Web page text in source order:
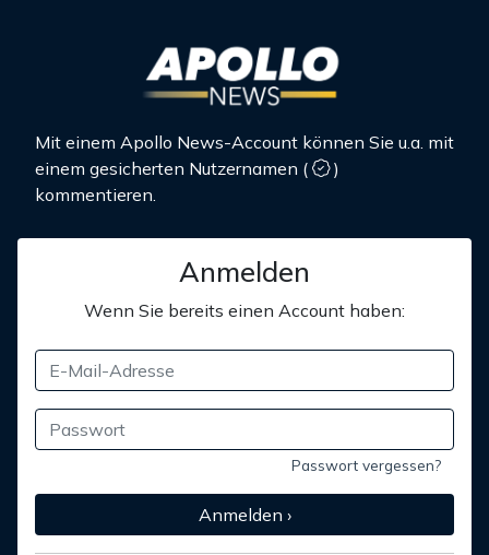
Mit einem Apollo News-Account können Sie u.a. mit
einem gesicherten Nutzernamen (
)
kommentieren.
Anmelden
Wenn Sie bereits einen Account haben:
Passwort vergessen?
Anmelden ›